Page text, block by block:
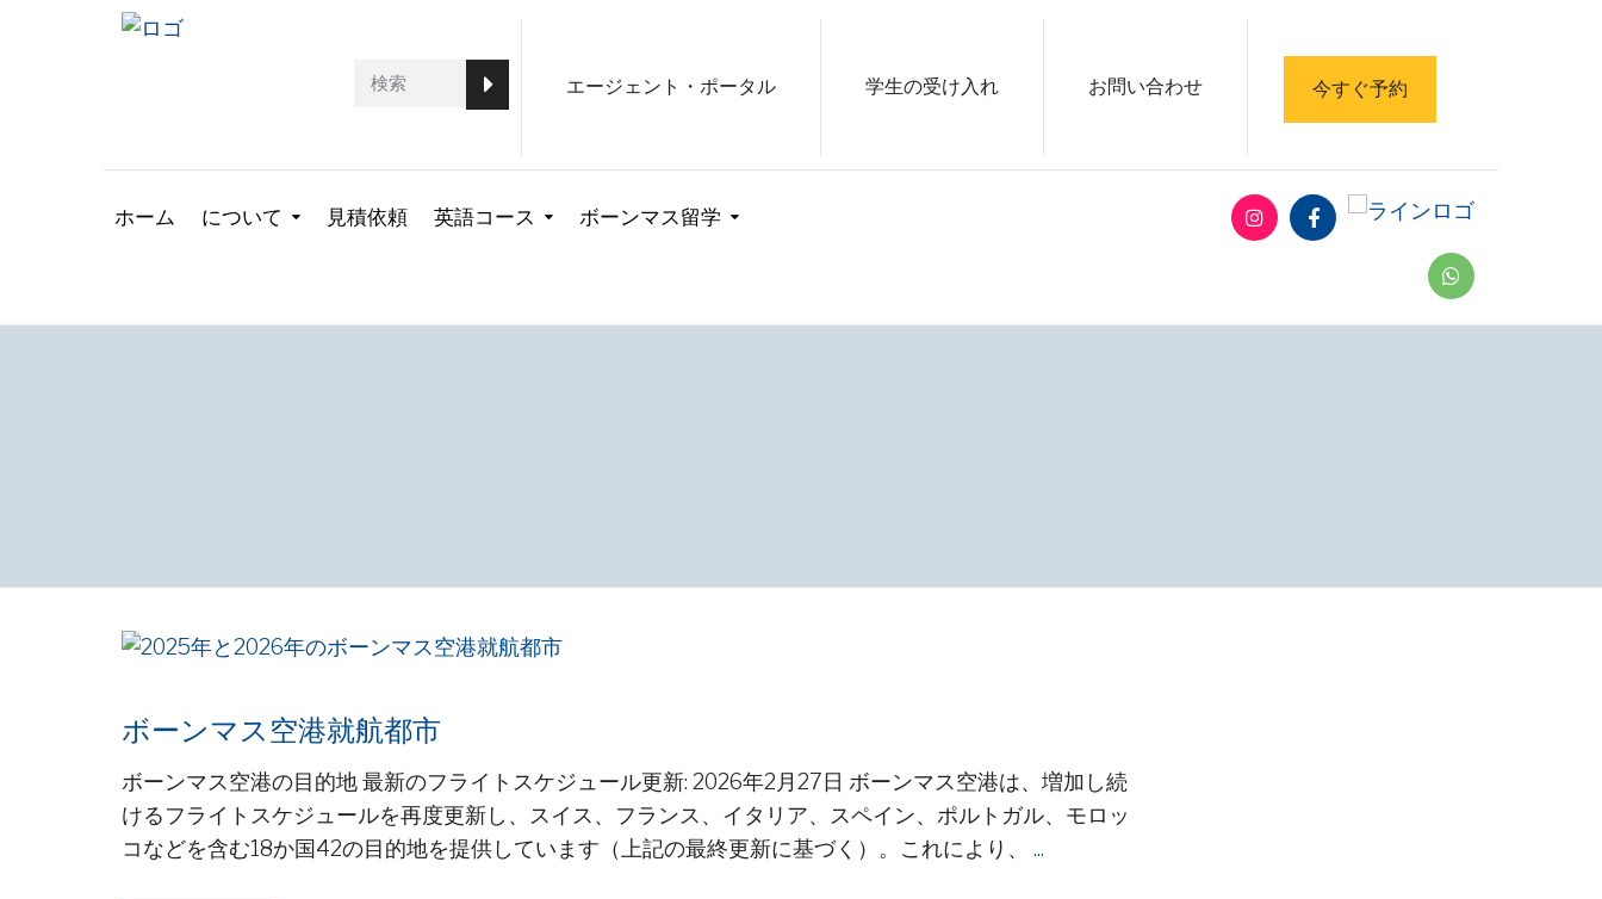
エージェント・ポータル 学生の受け入れ お問い合わせ 今すぐ予約
ホーム について 見積依頼 英語コース ボーンマス留学
ボーンマス空港就航都市
ボーンマス空港の目的地 最新のフライトスケジュール更新: 2026年2月27日 ボーンマス空港は、増加し続
けるフライトスケジュールを再度更新し、スイス、フランス、イタリア、スペイン、ポルトガル、モロッ
コなどを含む18か国42の目的地を提供しています（上記の最終更新に基づく）。これにより、 ...